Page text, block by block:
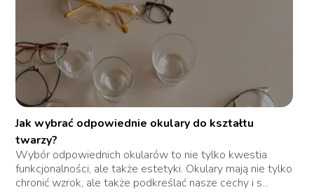
Jak wybrać odpowiednie okulary do kształtu
twarzy?
Wybór odpowiednich okularów to nie tylko kwestia
funkcjonalności, ale także estetyki. Okulary mają nie tylko
chronić wzrok, ale także podkreślać nasze cechy i s...